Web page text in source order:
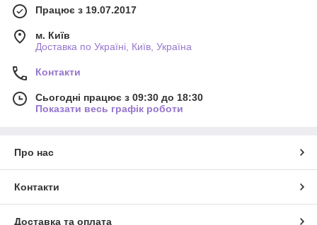
Працює з 19.07.2017
м. Київ
Доставка по Україні, Київ, Україна
Контакти
Сьогодні працює з 09:30 до 18:30
Показати весь графік роботи
Про нас
Контакти
Доставка та оплата